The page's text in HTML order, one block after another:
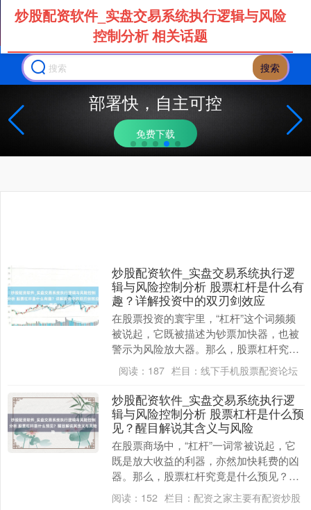
搜索
部署快，自主可控
免费下载
炒股配资软件_实盘交易系统执行逻辑与风险
控制分析 相关话题
炒股配资软件_实盘交易系统执行逻
辑与风险控制分析 股票杠杆是什么有
趣？详解投资中的双刃剑效应
在股票投资的寰宇里，“杠杆”这个词频频
被说起，它既被描述为钞票加快器，也被
警示为风险放大器。那么，股票杠杆究竟
是什么有趣？它如安在投资者的账户中献
艺一幕幕悲笑剧....
阅读： 187 栏目： 线下手机股票配资论坛
炒股配资软件_实盘交易系统执行逻
辑与风险控制分析 股票杠杆是什么预
见？醒目解说其含义与风险
在股票商场中，“杠杆”一词常被说起，它
既是放大收益的利器，亦然加快耗费的凶
器。那么，股票杠杆究竟是什么预见？它
怎样运作炒股配资软件_实盘交易系统执行
逻辑与风险控....
阅读： 152 栏目： 配资之家主要有配资炒股
上证综指 3900.35 +21.92 +0.57%